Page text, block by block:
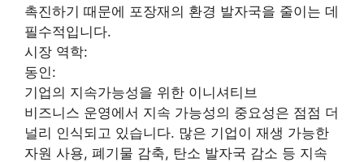
촉진하기 때문에 포장재의 환경 발자국을 줄이는 데
필수적입니다.
시장 역학:
동인:
기업의 지속가능성을 위한 이니셔티브
비즈니스 운영에서 지속 가능성의 중요성은 점점 더
널리 인식되고 있습니다. 많은 기업이 재생 가능한
자원 사용, 폐기물 감축, 탄소 발자국 감소 등 지속